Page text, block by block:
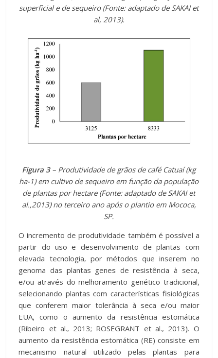
superficial e de sequeiro (Fonte: adaptado de SAKAI et
al, 2013).
Figura 3– Produtividade de grãos de café Catuaí (kg
ha-1) em cultivo de sequeiro em função da população
de plantas por hectare (Fonte: adaptado de SAKAI et
al.,2013) no terceiro ano após o plantio em Mococa,
SP.
O incremento de produtividade também é possível a
partir do uso e desenvolvimento de plantas com
elevada tecnologia, por métodos que inserem no
genoma das plantas genes de resistência à seca,
e/ou através do melhoramento genético tradicional,
selecionando plantas com características fisiológicas
que conferem maior tolerância à seca e/ou maior
EUA, como o aumento da resistência estomática
(Ribeiro et al., 2013; ROSEGRANT et al., 2013). O
aumento da resistência estomática (RE) consiste em
mecanismo natural utilizado pelas plantas para